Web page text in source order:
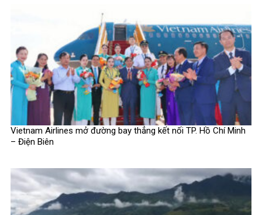
Vietnam Airlines mở đường bay thẳng kết nối TP. Hồ Chí Minh
– Điện Biên